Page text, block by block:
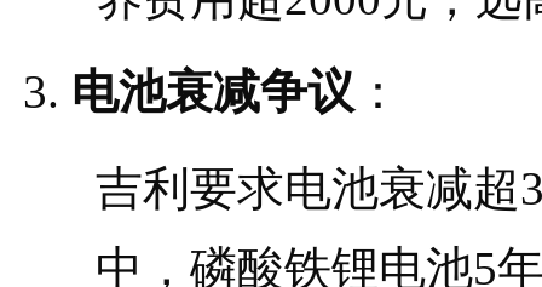
电池衰减争议 ：
吉利要求电池衰减超
中，磷酸铁锂电池5